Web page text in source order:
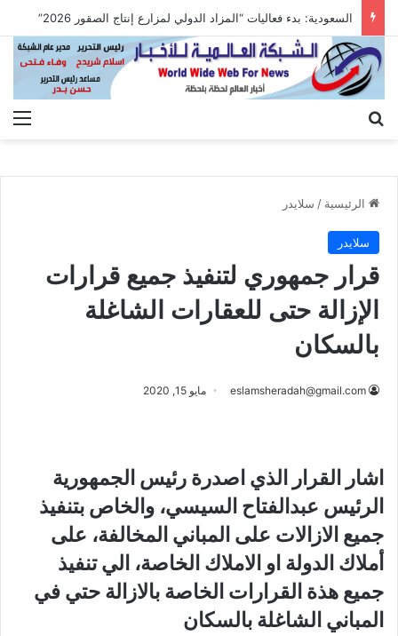
السعودية: بدء فعاليات “المزاد الدولي لمزارع إنتاج الصقور 2026”
الرئيسية / سلايدر
سلايدر
قرار جمهوري لتنفيذ جميع قرارات
الإزالة حتى للعقارات الشاغلة
بالسكان
eslamsheradah@gmail.com مايو 15, 2020
اشار القرار الذي اصدرة رئيس الجمهورية
الرئيس عبدالفتاح السيسي، والخاص بتنفيذ
جميع الازالات على المباني المخالفة، على
أملاك الدولة او الاملاك الخاصة، الي تنفيذ
جميع هذة القرارات الخاصة بالازالة حتي في
المباني الشاغلة بالسكان